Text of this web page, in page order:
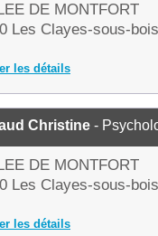
DE MONTFORT
Les Clayes-sous-
les détails
Christine -
DE MONTFORT
Les Clayes-sous-
les détails